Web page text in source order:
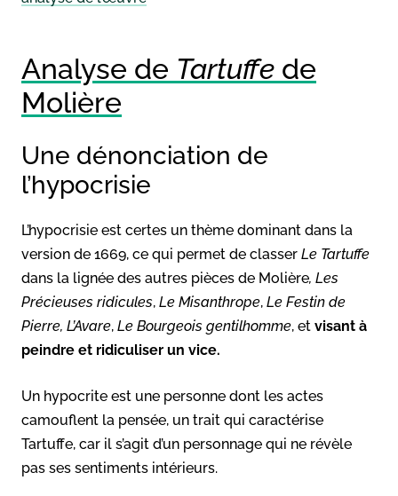
Analyse de Tartuffe de
Molière
Une dénonciation de
l’hypocrisie
L’hypocrisie est certes un thème dominant dans la
version de 1669, ce qui permet de classer Le Tartuffe
dans la lignée des autres pièces de Molière, Les
Précieuses ridicules, Le Misanthrope, Le Festin de
Pierre, L’Avare, Le Bourgeois gentilhomme, et visant à
peindre et ridiculiser un vice.
Un hypocrite est une personne dont les actes
camouflent la pensée, un trait qui caractérise
Tartuffe, car il s’agit d’un personnage qui ne révèle
pas ses sentiments intérieurs.